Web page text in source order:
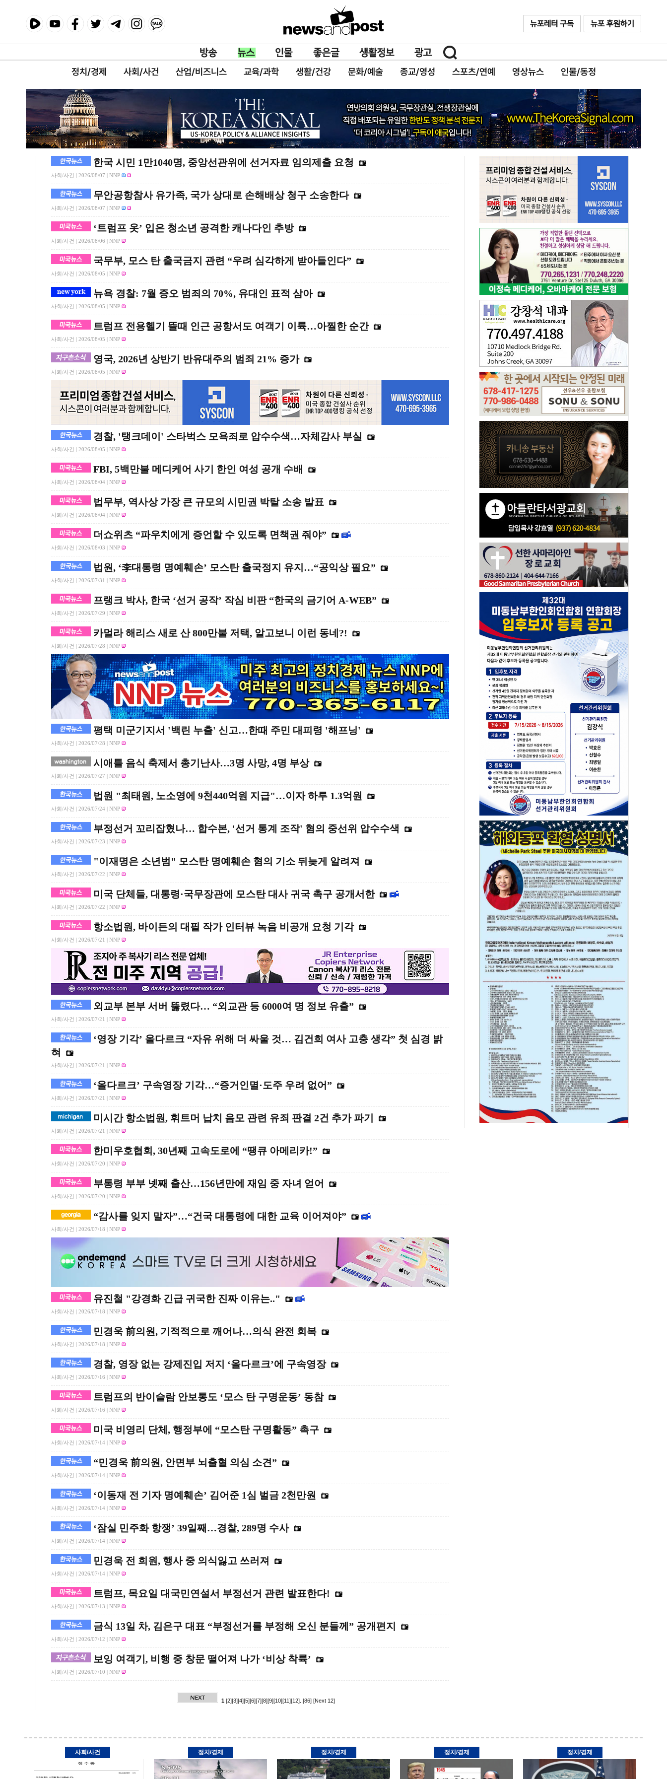
정치/경제 사회/사건 산업/비즈니스 교육/과학 생활/건강 문화/예술 종교/영성 스포츠/연예 영상뉴스 인물/동정
한국 시민 1만1040명, 중앙선관위에 선거자료 임의제출 요청
사회/사건 | 2026/08/07 | NNP
무안공항참사 유가족, 국가 상대로 손해배상 청구 소송한다
사회/사건 | 2026/08/07 | NNP
‘트럼프 옷’ 입은 청소년 공격한 캐나다인 추방
사회/사건 | 2026/08/06 | NNP
국무부, 모스 탄 출국금지 관련 “우려 심각하게 받아들인다”
사회/사건 | 2026/08/05 | NNP
뉴욕 경찰: 7월 증오 범죄의 70%, 유대인 표적 삼아
사회/사건 | 2026/08/05 | NNP
트럼프 전용헬기 뜰때 인근 공항서도 여객기 이륙…아찔한 순간
사회/사건 | 2026/08/05 | NNP
영국, 2026년 상반기 반유대주의 범죄 21% 증가
사회/사건 | 2026/08/05 | NNP
경찰, '탱크데이' 스타벅스 모욕죄로 압수수색…자체감사 부실
사회/사건 | 2026/08/05 | NNP
FBI, 5백만불 메디케어 사기 한인 여성 공개 수배
사회/사건 | 2026/08/04 | NNP
법무부, 역사상 가장 큰 규모의 시민권 박탈 소송 발표
사회/사건 | 2026/08/04 | NNP
더쇼위츠 “파우치에게 증언할 수 있도록 면책권 줘야”
사회/사건 | 2026/08/03 | NNP
법원, ‘李대통령 명예훼손’ 모스탄 출국정지 유지…“공익상 필요”
사회/사건 | 2026/07/31 | NNP
프랭크 박사, 한국 ‘선거 공작’ 작심 비판 “한국의 금기어 A-WEB”
사회/사건 | 2026/07/29 | NNP
카멀라 해리스 새로 산 800만불 저택, 알고보니 이런 동네?!
사회/사건 | 2026/07/28 | NNP
평택 미군기지서 '백린 누출' 신고…한때 주민 대피령 '해프닝'
사회/사건 | 2026/07/28 | NNP
시애틀 음식 축제서 총기난사…3명 사망, 4명 부상
사회/사건 | 2026/07/27 | NNP
법원 "최태원, 노소영에 9천440억원 지급"…이자 하루 1.3억원
사회/사건 | 2026/07/24 | NNP
부정선거 꼬리잡혔나… 합수본, '선거 통계 조작' 혐의 중선위 압수수색
사회/사건 | 2026/07/23 | NNP
"이재명은 소년범" 모스탄 명예훼손 혐의 기소 뒤늦게 알려져
사회/사건 | 2026/07/22 | NNP
미국 단체들, 대통령·국무장관에 모스탄 대사 귀국 촉구 공개서한
사회/사건 | 2026/07/22 | NNP
항소법원, 바이든의 대필 작가 인터뷰 녹음 비공개 요청 기각
사회/사건 | 2026/07/21 | NNP
외교부 본부 서버 뚫렸다… “외교관 등 6000여 명 정보 유출”
사회/사건 | 2026/07/21 | NNP
‘영장 기각’ 올다르크 “자유 위해 더 싸울 것… 김건희 여사 고충 생각” 첫 심경 밝
혀
사회/사건 | 2026/07/21 | NNP
‘올다르크’ 구속영장 기각…“증거인멸·도주 우려 없어”
사회/사건 | 2026/07/21 | NNP
미시간 항소법원, 휘트머 납치 음모 관련 유죄 판결 2건 추가 파기
사회/사건 | 2026/07/21 | NNP
한미우호협회, 30년째 고속도로에 “땡큐 아메리카!”
사회/사건 | 2026/07/20 | NNP
부통령 부부 넷째 출산…156년만에 재임 중 자녀 얻어
사회/사건 | 2026/07/20 | NNP
“감사를 잊지 말자”…“건국 대통령에 대한 교육 이어져야”
사회/사건 | 2026/07/18 | NNP
유진철 "강경화 긴급 귀국한 진짜 이유는.."
사회/사건 | 2026/07/18 | NNP
민경욱 前의원, 기적적으로 깨어나…의식 완전 회복
사회/사건 | 2026/07/18 | NNP
경찰, 영장 없는 강제진입 저지 ‘올다르크’에 구속영장
사회/사건 | 2026/07/16 | NNP
트럼프의 반이슬람 안보통도 ‘모스 탄 구명운동’ 동참
사회/사건 | 2026/07/16 | NNP
미국 비영리 단체, 행정부에 “모스탄 구명활동” 촉구
사회/사건 | 2026/07/14 | NNP
“민경욱 前의원, 안면부 뇌출혈 의심 소견”
사회/사건 | 2026/07/14 | NNP
‘이동재 전 기자 명예훼손’ 김어준 1심 벌금 2천만원
사회/사건 | 2026/07/14 | NNP
‘잠실 민주화 항쟁’ 39일째…경찰, 289명 수사
사회/사건 | 2026/07/14 | NNP
민경욱 전 희원, 행사 중 의식잃고 쓰러져
사회/사건 | 2026/07/14 | NNP
트럼프, 목요일 대국민연설서 부정선거 관련 발표한다!
사회/사건 | 2026/07/13 | NNP
금식 13일 차, 김은구 대표 “부정선거를 부정해 오신 분들께” 공개편지
사회/사건 | 2026/07/12 | NNP
보잉 여객기, 비행 중 창문 떨어져 나가 ‘비상 착륙’
사회/사건 | 2026/07/10 | NNP
1 [2][3][4][5][6][7][8][9][10][11][12].. [86] [Next 12]
사회/사건 정치/경제 정치/경제 정치/경제 정치/경제